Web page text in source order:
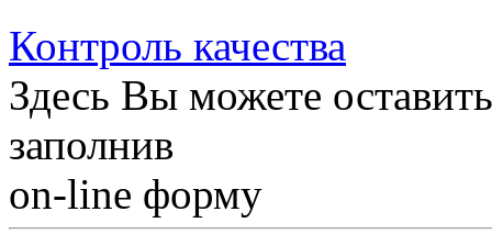
Контроль качества
Здесь Вы можете
заполнив
on-line форму